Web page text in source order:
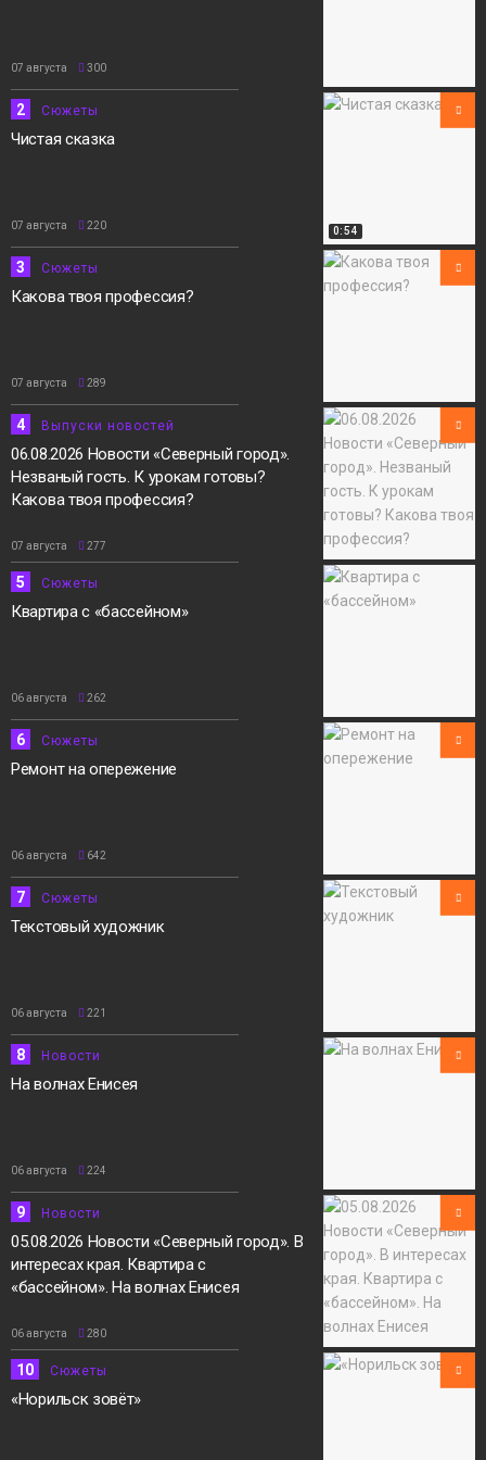
07 августа 300
0:54
2 Сюжеты
Чистая сказка
07 августа 220
3 Сюжеты
Какова твоя профессия?
07 августа 289
4 Выпуски новостей
06.08.2026 Новости «Северный город».
Незваный гость. К урокам готовы?
Какова твоя профессия?
07 августа 277
5 Сюжеты
Квартира с «бассейном»
06 августа 262
6 Сюжеты
Ремонт на опережение
06 августа 642
7 Сюжеты
Текстовый художник
06 августа 221
8 Новости
На волнах Енисея
06 августа 224
9 Новости
05.08.2026 Новости «Северный город». В
интересах края. Квартира с
«бассейном». На волнах Енисея
06 августа 280
10 Сюжеты
«Норильск зовёт»